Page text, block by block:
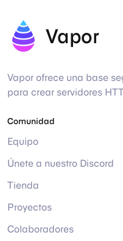
Vapor
Vapor ofrece una base
para crear servidores
Comunidad
Equipo
Únete a nuestro Discord
Tienda
Proyectos
Colaboradores